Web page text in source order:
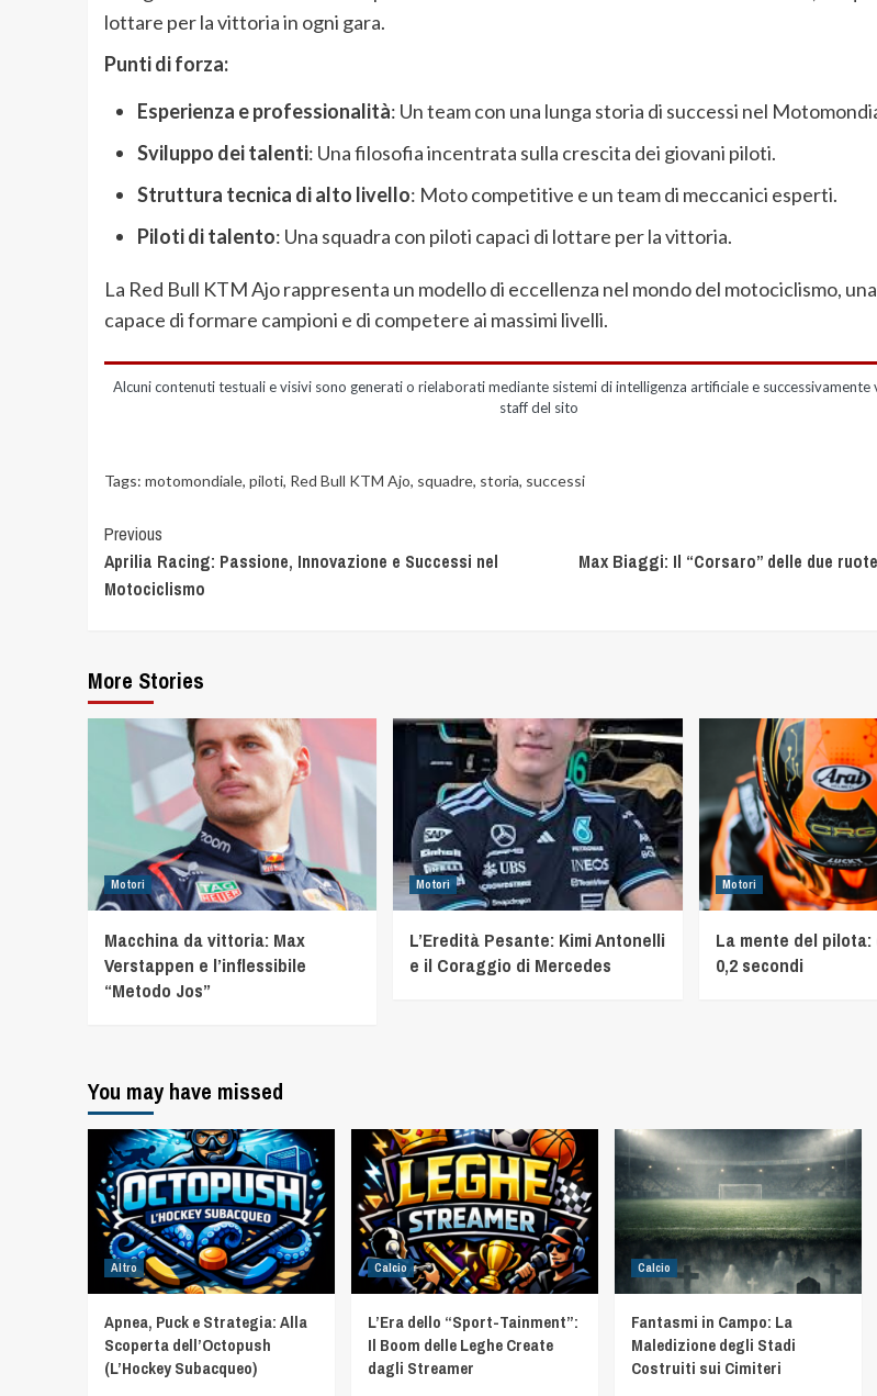
lottare per la vittoria in ogni gara.
Punti di forza:
Esperienza e professionalità: Un team con una lunga storia di successi nel
Sviluppo dei talenti: Una filosofia incentrata sulla crescita dei giovani piloti.
Struttura tecnica di alto livello: Moto competitive e un team di meccanici esperti.
Piloti di talento: Una squadra con piloti capaci di lottare per la vittoria.
La Red Bull KTM Ajo rappresenta un modello di eccellenza nel mondo del motociclismo,
capace di formare campioni e di competere ai massimi livelli.
Alcuni contenuti testuali e visivi sono generati o rielaborati mediante sistemi di intelligenza artificiale e successivamente
staff del sito
Tags: motomondiale, piloti, Red Bull KTM Ajo, squadre, storia, successi
Previous
Aprilia Racing: Passione, Innovazione e Successi nel
Motociclismo
Max Biaggi: Il “Corsaro” delle due
More Stories
Motori
Macchina da vittoria: Max
Verstappen e l’inflessibile
“Metodo Jos”
Motori
L’Eredità Pesante: Kimi Antonelli
e il Coraggio di Mercedes
Motori
La mente del
0,2 secondi
You may have missed
Altro
Apnea, Puck e Strategia: Alla
Scoperta dell’Octopush
(L’Hockey Subacqueo)
Calcio
L’Era dello “Sport-Tainment”:
Il Boom delle Leghe Create
dagli Streamer
Calcio
Fantasmi in Campo: La
Maledizione degli Stadi
Costruiti sui Cimiteri